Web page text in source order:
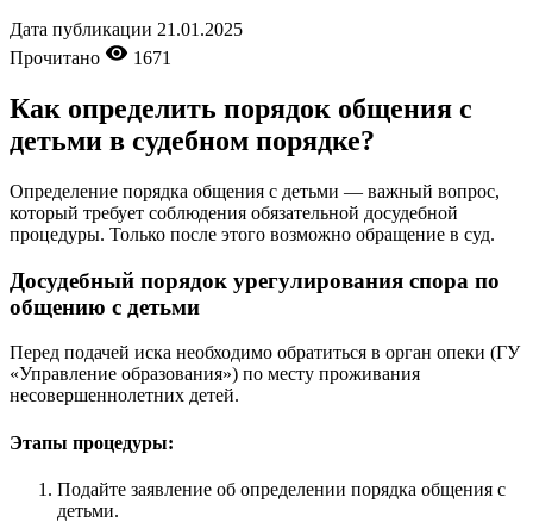
Дата публикации 21.01.2025
Прочитано
1671
Как определить порядок общения с
детьми в судебном порядке?
Определение порядка общения с детьми — важный вопрос,
который требует соблюдения обязательной досудебной
процедуры. Только после этого возможно обращение в суд.
Досудебный порядок урегулирования спора по
общению с детьми
Перед подачей иска необходимо обратиться в орган опеки (ГУ
«Управление образования») по месту проживания
несовершеннолетних детей.
Этапы процедуры:
Подайте заявление об определении порядка общения с
детьми.